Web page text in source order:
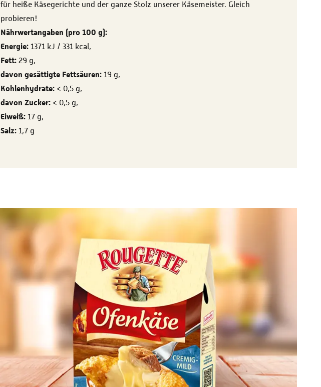
für heiße Käsegerichte und der ganze Stolz unserer Käsemeister. Gleich
probieren!
Nährwertangaben (pro 100 g):
Energie: 1371 kJ / 331 kcal,
Fett: 29 g,
davon gesättigte Fettsäuren: 19 g,
Kohlenhydrate: < 0,5 g,
davon Zucker: < 0,5 g,
Eiweiß: 17 g,
Salz: 1,7 g